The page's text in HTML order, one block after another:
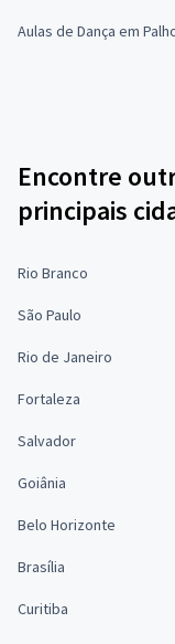
Aulas de Dança em
Encontre
principais
Rio Branco
São Paulo
Rio de Janeiro
Fortaleza
Salvador
Goiânia
Belo Horizonte
Brasília
Curitiba